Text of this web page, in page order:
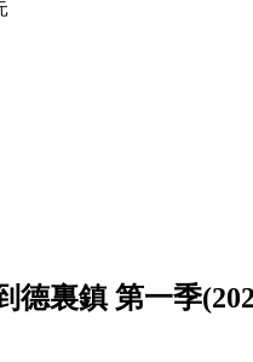
德裏鎮 第一季